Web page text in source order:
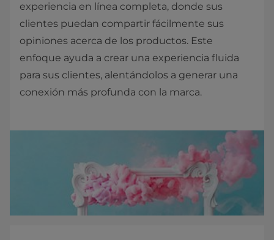
experiencia en línea completa, donde sus
clientes puedan compartir fácilmente sus
opiniones acerca de los productos. Este
enfoque ayuda a crear una experiencia fluida
para sus clientes, alentándolos a generar una
conexión más profunda con la marca.